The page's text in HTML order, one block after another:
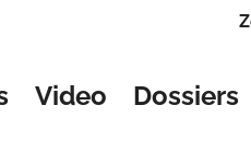
Video Dossiers